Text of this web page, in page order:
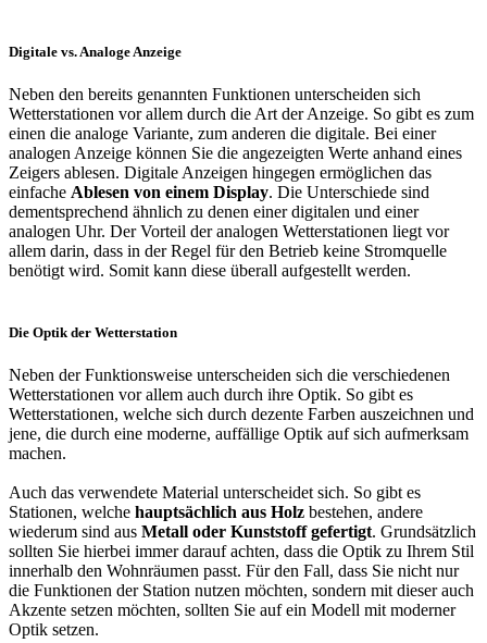
Digitale vs. Analoge Anzeige
Neben den bereits genannten Funktionen unterscheiden sich
Wetterstationen vor allem durch die Art der Anzeige. So gibt es zum
einen die analoge Variante, zum anderen die digitale. Bei einer
analogen Anzeige können Sie die angezeigten Werte anhand eines
Zeigers ablesen. Digitale Anzeigen hingegen ermöglichen das
einfache Ablesen von einem Display. Die Unterschiede sind
dementsprechend ähnlich zu denen einer digitalen und einer
analogen Uhr. Der Vorteil der analogen Wetterstationen liegt vor
allem darin, dass in der Regel für den Betrieb keine Stromquelle
benötigt wird. Somit kann diese überall aufgestellt werden.
Die Optik der Wetterstation
Neben der Funktionsweise unterscheiden sich die verschiedenen
Wetterstationen vor allem auch durch ihre Optik. So gibt es
Wetterstationen, welche sich durch dezente Farben auszeichnen und
jene, die durch eine moderne, auffällige Optik auf sich aufmerksam
machen.
Auch das verwendete Material unterscheidet sich. So gibt es
Stationen, welche hauptsächlich aus Holz bestehen, andere
wiederum sind aus Metall oder Kunststoff gefertigt. Grundsätzlich
sollten Sie hierbei immer darauf achten, dass die Optik zu Ihrem Stil
innerhalb den Wohnräumen passt. Für den Fall, dass Sie nicht nur
die Funktionen der Station nutzen möchten, sondern mit dieser auch
Akzente setzen möchten, sollten Sie auf ein Modell mit moderner
Optik setzen.